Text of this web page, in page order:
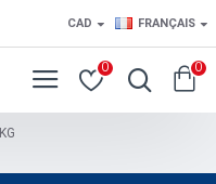
CAD FRANÇAIS
0 0